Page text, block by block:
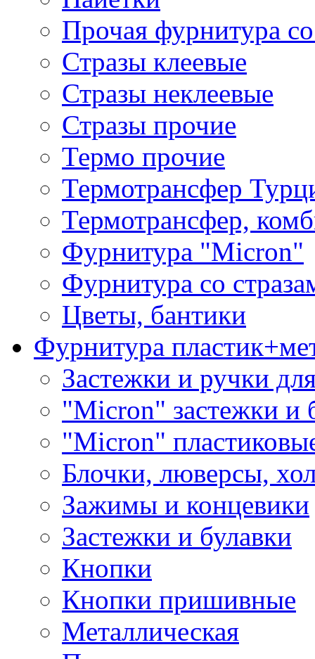
Прочая фурнитура
Стразы клеевые
Стразы неклеевые
Стразы прочие
Термо прочие
Термотрансфер
Термотрансфер,
Фурнитура "Micron"
Фурнитура со
Цветы, бантики
Фурнитура
Застежки и ручки
"Micron" застежки и
"Micron"
Блочки, люверсы,
Зажимы и концевики
Застежки и булавки
Кнопки
Кнопки пришивные
Металлическая